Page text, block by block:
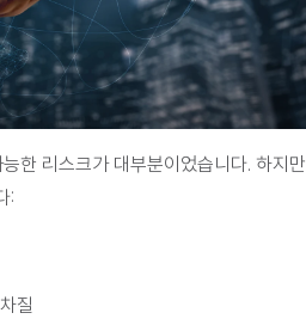
한 리스크가 대부분이었습니다. 하지만
:
질